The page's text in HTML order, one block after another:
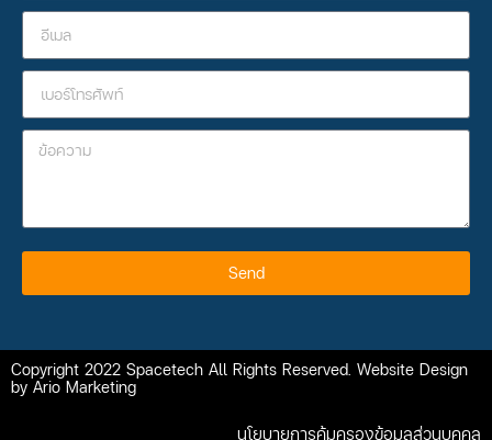
Send
Copyright 2022 Spacetech All Rights Reserved. Website Design
by Ario Marketing
นโยบายการคุ้มครองข้อมูลส่วนบุคคล